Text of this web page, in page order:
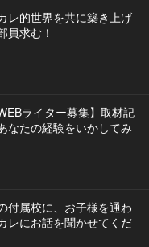
レ的世界を共に築き上げ
員求む！
ライター募集】取材記
なたの経験をいかしてみ
付属校に、お子様を通わ
レにお話を聞かせてくだ